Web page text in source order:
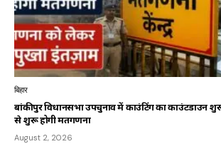
बिहार
बांकीपुर विधानसभा उपचुनाव में काउंटिंग का काउंटडाउन
से शुरू होगी मतगणना
August 2, 2026